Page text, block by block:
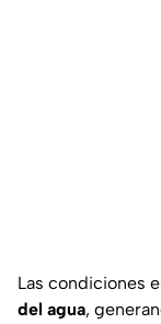
Las condiciones
del agua,